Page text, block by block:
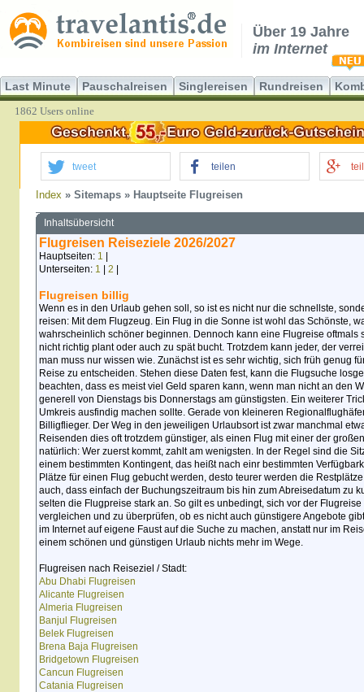
Über 19 Jahre
im Internet
Last Minute Pauschalreisen Singlereisen Rundreisen
1862 Users online
tweet teilen
Index » Sitemaps » Hauptseite Flugreisen
Inhaltsübersicht
Flugreisen Reiseziele 2026/2027
Hauptseiten: 1
Unterseiten: 1 2
Flugreisen billig
Wenn es in den Urlaub gehen soll, so ist es nicht nur die schnellste,
reisen: Mit dem Flugzeug. Ein Flug in die Sonne ist wohl das Schönste,
wahrscheinlich schöner beginnen. Dennoch kann eine Flugreise oftmals
nicht richtig plant oder auch zu spät bucht. Trotzdem kann jeder, der
man muss nur wissen wie. Zunächst ist es sehr wichtig, sich früh genug
Reise zu entscheiden. Stehen diese Daten fest, kann die Flugsuche
beachten, dass es meist viel Geld sparen kann, wenn man nicht an den
generell von Dienstags bis Donnerstags am günstigsten. Ein weiterer
Umkreis ausfindig machen sollte. Gerade von kleineren
Billigflieger. Der Weg in den jeweiligen Urlaubsort ist zwar manchmal
Reisenden dies oft trotzdem günstiger, als einen Flug mit einer der
natürlich: Wer zuerst kommt, zahlt am wenigsten. In der Regel sind die
einem bestimmten Kontingent, das heißt nach einr bestimmten
Plätze für einen Flug gebucht werden, desto teurer werden die
auch, dass einfach der Buchungszeitraum bis hin zum Abreisedatum zu
selten die Flugpreise stark an. So gilt es unbedingt, sich vor der
vergleichen und zu überprüfen, ob es nicht auch günstigere Angebote
im Internet auf eigene Faust auf die Suche zu machen, anstatt nur im
einem schönen und günstigen Urlaub nichts mehr im Wege.
Flugreisen nach Reiseziel / Stadt:
Abu Dhabi Flugreisen
Alicante Flugreisen
Almeria Flugreisen
Banjul Flugreisen
Belek Flugreisen
Brena Baja Flugreisen
Bridgetown Flugreisen
Cancun Flugreisen
Catania Flugreisen